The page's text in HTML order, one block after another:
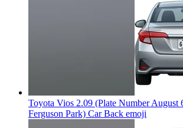
Toyota Vios 2.09 (Plate Number August
Ferguson Park) Car Back emoji